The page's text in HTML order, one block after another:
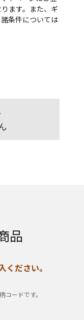
ます。また、ギ
条件については
品
ださい。
コードです。